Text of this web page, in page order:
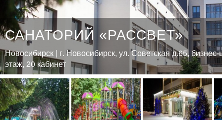
САНАТОРИЙ «РАССВЕТ»
Новосибирск | г. Новосибирск, ул. Советская д.65,
этаж, 20 кабинет